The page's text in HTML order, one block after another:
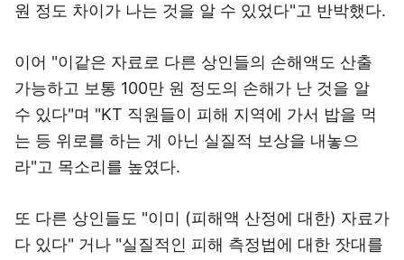
원 정도 차이가 나는 것을 알 수 있었다"고 반박했다.
이어 "이같은 자료로 다른 상인들의 손해액도 산출
가능하고 보통 100만 원 정도의 손해가 난 것을 알
수 있다"며 "KT 직원들이 피해 지역에 가서 밥을 먹
는 등 위로를 하는 게 아닌 실질적 보상을 내놓으
라"고 목소리를 높였다.
또 다른 상인들도 "이미 (피해액 산정에 대한) 자료가
다 있다" 거나 "실질적인 피해 측정법에 대한 잣대를